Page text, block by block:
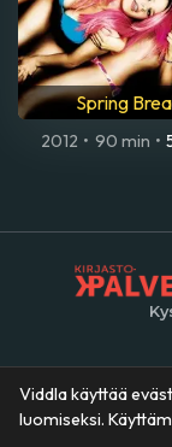
Spring
2012 • 90 min •
Viddla käyttää
luomiseksi.